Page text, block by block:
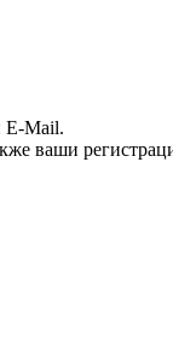
E-Mail.
ваши